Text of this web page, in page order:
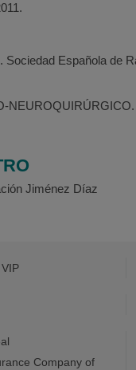
Sociedad Española de
Jiménez Díaz
Company of